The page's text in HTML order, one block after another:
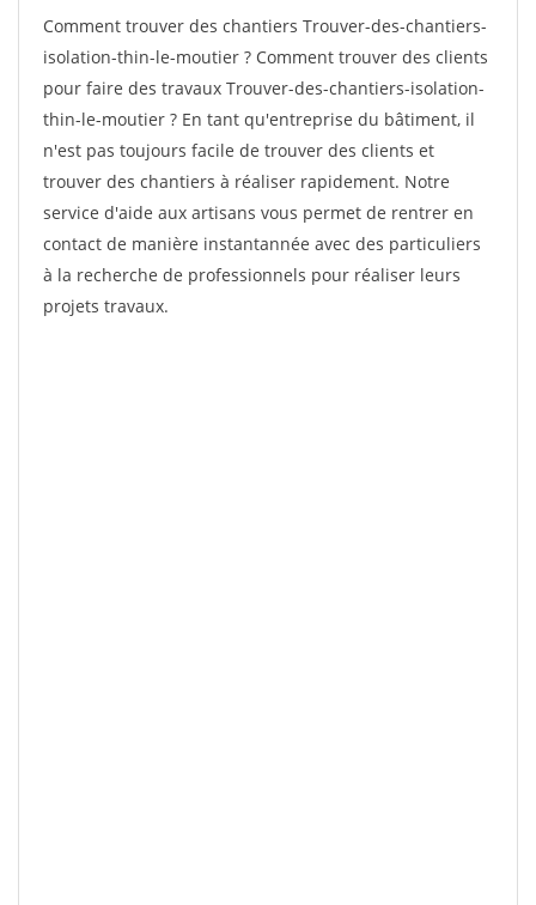
Comment trouver des chantiers Trouver-des-chantiers-
isolation-thin-le-moutier ? Comment trouver des clients
pour faire des travaux Trouver-des-chantiers-isolation-
thin-le-moutier ? En tant qu'entreprise du bâtiment, il
n'est pas toujours facile de trouver des clients et
trouver des chantiers à réaliser rapidement. Notre
service d'aide aux artisans vous permet de rentrer en
contact de manière instantannée avec des particuliers
à la recherche de professionnels pour réaliser leurs
projets travaux.